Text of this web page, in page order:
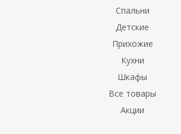
Спальни
Детские
Прихожие
Кухни
Шкафы
Все товары
Акции